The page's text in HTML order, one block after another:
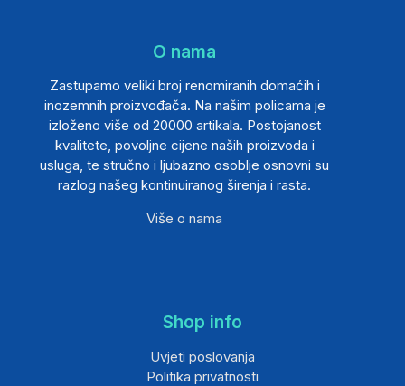
O nama
Zastupamo veliki broj renomiranih domaćih i
inozemnih proizvođača. Na našim policama je
izloženo više od 20000 artikala. Postojanost
kvalitete, povoljne cijene naših proizvoda i
usluga, te stručno i ljubazno osoblje osnovni su
razlog našeg kontinuiranog širenja i rasta.
Više o nama
Shop info
Uvjeti poslovanja
Politika privatnosti